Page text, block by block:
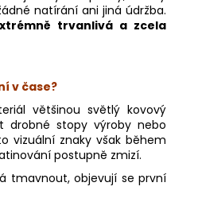
natírání ani jiná údržba.
trvanlivá a zcela
v čase?
většinou světlý kovový
drobné stopy výroby nebo
vizuální znaky však během
postupně zmizí.
tmavnout, objevují se první